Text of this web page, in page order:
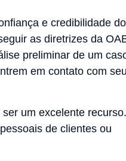
e credibilidade do
as diretrizes da
preliminar de um
em contato com
um excelente recurso.
de clientes ou